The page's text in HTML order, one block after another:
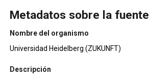
Metadatos sobre la fuente
Nombre del organismo
Universidad Heidelberg (ZUKUNFT)
Descripción